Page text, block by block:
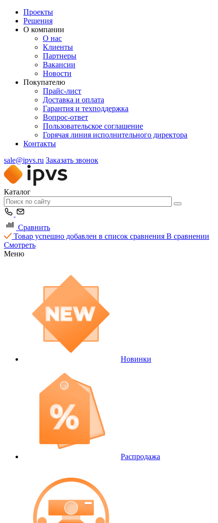
Проекты
Решения
О компании
О нас
Клиенты
Партнеры
Вакансии
Новости
Покупателю
Прайс-лист
Доставка и оплата
Гарантия и техподдержка
Вопрос-ответ
Пользовательское соглашение
Горячая линия исполнительного директора
Контакты
sale@ipvs.ru Заказать звонок
Каталог
Сравнить
Товар успешно добавлен в список сравнения В сравнении
Смотреть
Меню
Новинки
Распродажа